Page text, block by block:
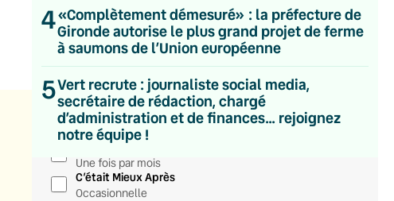
4«Complètement démesuré» : la préfecture de
Gironde autorise le plus grand projet de ferme
à saumons de l’Union européenne
5Vert recrute : journaliste social media,
secrétaire de rédaction, chargé
d’administration et de finances… rejoignez
notre équipe !
💌 Inscrivez-vous à nos newsletters
Quotidienne
Du lundi au vendredi
Hebdomadaire
Le samedi
Chaleurs Actuelles
Une fois par mois
C’était Mieux Après
Occasionnelle